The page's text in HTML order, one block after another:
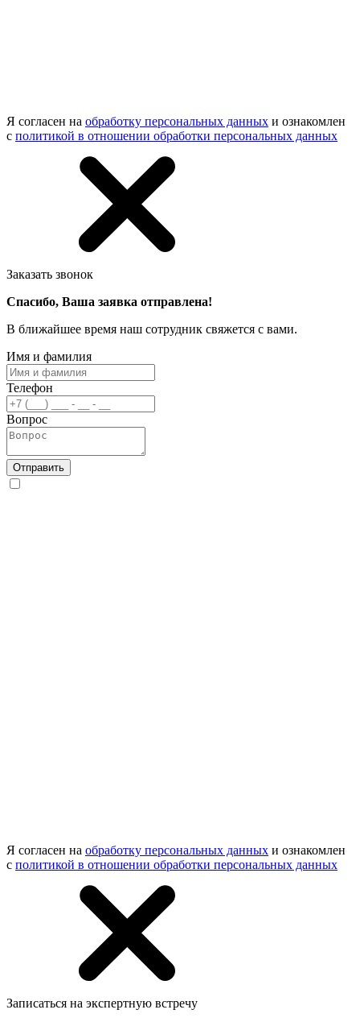
Я согласен на обработку персональных данных и ознакомлен
с политикой в отношении обработки персональных данных
Заказать звонок
Спасибо, Ваша заявка отправлена!
В ближайшее время наш сотрудник свяжется с вами.
Имя и фамилия
Телефон
Вопрос
Отправить
Я согласен на обработку персональных данных и ознакомлен
с политикой в отношении обработки персональных данных
Записаться на экспертную встречу